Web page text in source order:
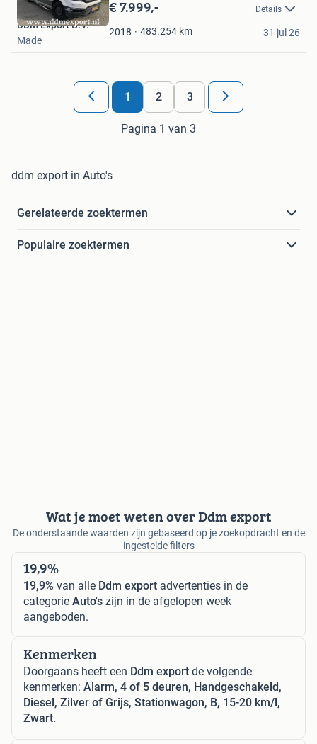
Mijn
Favorieten
€ 7.999,- Details
2018 483.254 km
DDM Export B.V.
Made
31 jul 26
1 2 3
Pagina 1 van 3
ddm export in Auto's
Gerelateerde zoektermen
Populaire zoektermen
Wat je moet weten over Ddm export
De onderstaande waarden zijn gebaseerd op je zoekopdracht en de
ingestelde filters
19,9%
19,9% van alle Ddm export advertenties in de
categorie Auto's zijn in de afgelopen week
aangeboden.
Kenmerken
Doorgaans heeft een Ddm export de volgende
kenmerken: Alarm, 4 of 5 deuren, Handgeschakeld,
Diesel, Zilver of Grijs, Stationwagon, B, 15-20 km/l,
Zwart.